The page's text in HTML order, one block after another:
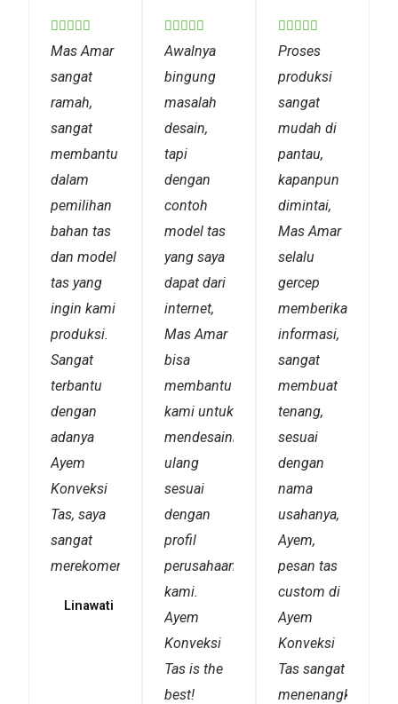
    Rated
5
out
5
Mas Amar
sangat
ramah,
sangat
membantu
dalam
pemilihan
bahan tas
dan model
tas yang
ingin kami
produksi.
Sangat
terbantu
dengan
adanya
Ayem
Konveksi
Tas, saya
sangat
merekomendasikannya!
Linawati
    Rated
5
out
of
Awalnya
bingung
masalah
desain,
tapi
dengan
contoh
model tas
yang saya
dapat dari
internet,
Mas Amar
bisa
membantu
kami untuk
mendesainnya
ulang
sesuai
dengan
profil
perusahaan
kami.
Ayem
Konveksi
Tas is the
best!
    
5
out
of
Proses
produksi
sangat
mudah di
pantau,
kapanpun
dimintai,
Mas Amar
selalu
gercep
memberikan
informasi,
sangat
membuat
tenang,
sesuai
dengan
nama
usahanya,
Ayem,
pesan tas
custom di
Ayem
Konveksi
Tas sangat
menenangkan!